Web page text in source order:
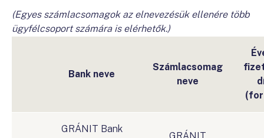
(Egyes számlacsomagok az elnevezésük ellenére több
ügyfélcsoport számára is elérhetők.)
Bank neve
Számlacsomag
neve
GRÁNIT Bank